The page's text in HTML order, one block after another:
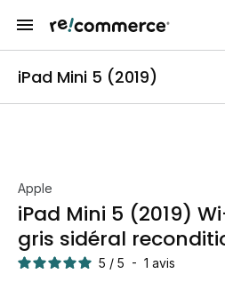
iPad Mini 5 (2019)
Apple
iPad Mini 5 (2019)
gris sidéral
5 / 5 - 1 avis